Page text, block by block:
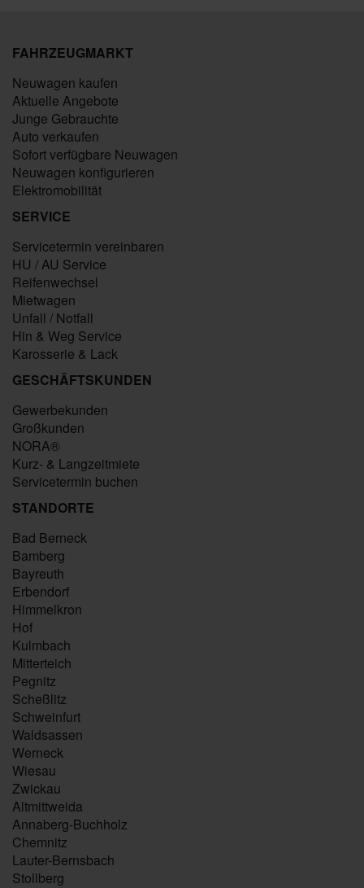
FAHRZEUGMARKT
Neuwagen kaufen
Aktuelle Angebote
Junge Gebrauchte
Auto verkaufen
Sofort verfügbare Neuwagen
Neuwagen konfigurieren
Elektromobilität
SERVICE
Servicetermin vereinbaren
HU / AU Service
Reifenwechsel
Mietwagen
Unfall / Notfall
Hin & Weg Service
Karosserie & Lack
GESCHÄFTSKUNDEN
Gewerbekunden
Großkunden
NORA®
Kurz- & Langzeitmiete
Servicetermin buchen
STANDORTE
Bad Berneck
Bamberg
Bayreuth
Erbendorf
Himmelkron
Hof
Kulmbach
Mitterteich
Pegnitz
Scheßlitz
Schweinfurt
Waldsassen
Werneck
Wiesau
Zwickau
Altmittweida
Annaberg-Buchholz
Chemnitz
Lauter-Bernsbach
Stollberg